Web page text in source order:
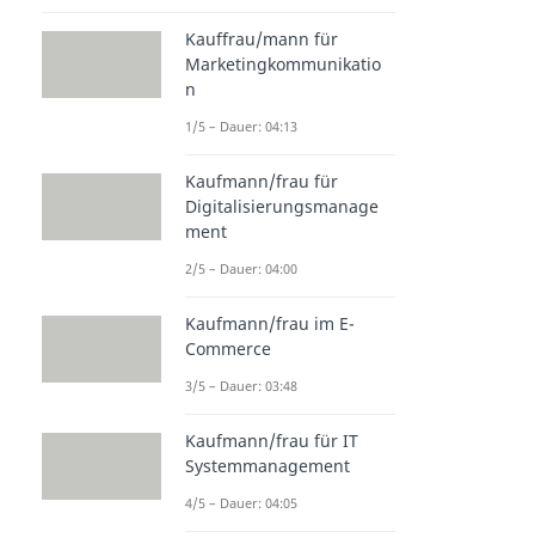
Kauffrau/mann für
Marketingkommunikatio
n
1/5 – Dauer: 04:13
Kaufmann/frau für
Digitalisierungsmanage
ment
2/5 – Dauer: 04:00
Kaufmann/frau im E-
Commerce
3/5 – Dauer: 03:48
Kaufmann/frau für IT
Systemmanagement
4/5 – Dauer: 04:05